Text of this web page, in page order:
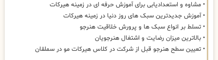
• مشاوه و استعدادیابی برای آموزش حرفه ای در زمینه هیرکات
• آموزش جدیدترین سبک های روز دنیا در زمینه هیرکات
• تسلط بر انواع سبک ها و پرورش خلاقیت هنرجو
• بالاترین میزان رضایت و اشتغال هنرجویان
• تعیین سطح هنرجو قبل از شرکت در کلاس هیرکات مو در سملقان